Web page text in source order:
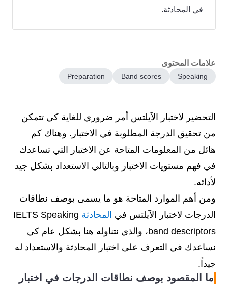
في المحادثة.
علامات المحتوى
Speaking
Band scores
Preparation
التحضير لاختبار الآيلتس أمر ضروري للغاية كي تتمكن
من تحقيق الدرجة المطلوبة في الاختبار. وهناك كم
هائل من المعلومات المتاحة عن الاختبار التي تساعدك
في فهم مستويات الاختبار وبالتالي الاستعداد بشكل جيد
لأدائه.
ومن أهم الموارد المتاحة هو ما يسمى بوصف نطاقات
الدرجات لاختبار الآيلتس في المحادثة IELTS Speaking
band descriptors، والذي نتناوله هنا بشكل عام كي
نساعدك في التعرف على اختبار المحادثة والاستعداد له
جيداً.
ما المقصود بوصف نطاقات الدرجات في اختبار